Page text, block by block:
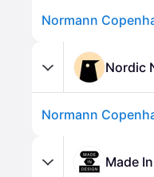
Nordic
Normann
Made